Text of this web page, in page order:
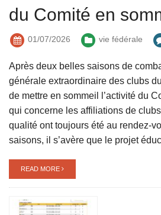
du Comité en
01/07/2026 vie fédérale
Après deux belles saisons de
générale extraordinaire des clubs
de mettre en sommeil l’activité du
qui concerne les affiliations de
qualité ont toujours été au rendez-
saisons, il s’avère que le projet
READ MORE